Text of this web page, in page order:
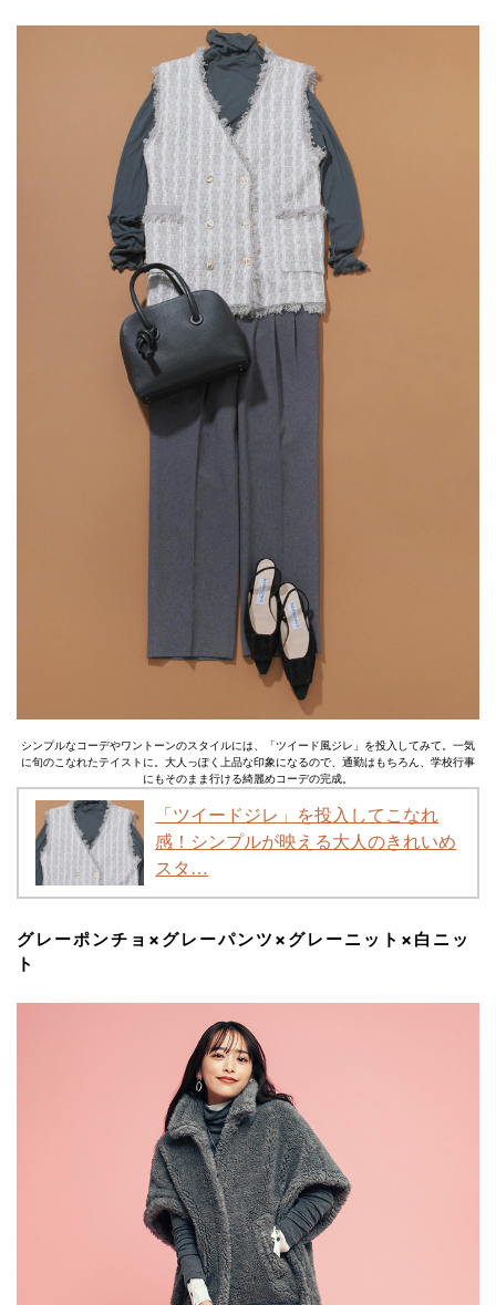
シンプルなコーデやワントーンのスタイルには、「ツイード風ジレ」を投入してみて。一気
に旬のこなれたテイストに。大人っぽく上品な印象になるので、通勤はもちろん、学校行事
にもそのまま行ける綺麗めコーデの完成。
「ツイードジレ」を投入してこなれ
感！シンプルが映える大人のきれいめ
スタ…
グレーポンチョ×グレーパンツ×グレーニット×白ニッ
ト